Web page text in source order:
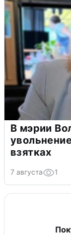
В мэрии
взятках
7 августа 1